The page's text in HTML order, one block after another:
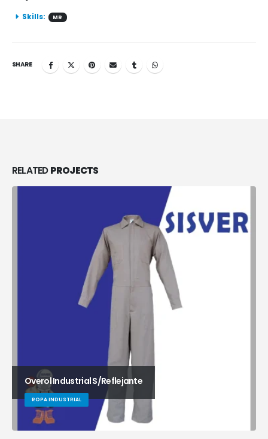
Skills: MR
SHARE
RELATEDPROJECTS
Overol Industrial S/Reflejante
ROPA INDUSTRIAL